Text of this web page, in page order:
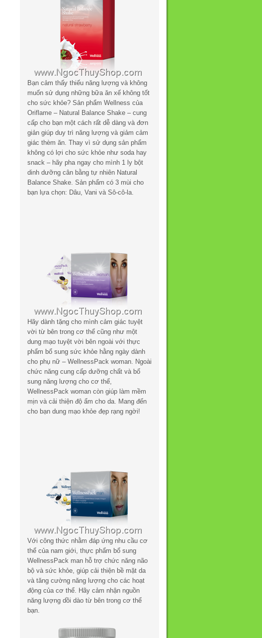
Bạn cảm thấy thiếu năng lượng và không
muốn sử dụng những bữa ăn xế không tốt
cho sức khỏe? Sản phẩm Wellness của
Oriflame – Natural Balance Shake – cung
cấp cho bạn một cách rất dễ dàng và đơn
giản giúp duy trì năng lượng và giảm cảm
giác thèm ăn. Thay vì sử dụng sản phẩm
không có lợi cho sức khỏe như soda hay
snack – hãy pha ngay cho mình 1 ly bột
dinh dưỡng cân bằng tự nhiên Natural
Balance Shake. Sản phẩm có 3 mùi cho
bạn lựa chọn: Dâu, Vani và Sô-cô-la.
Hãy dành tặng cho mình cảm giác tuyệt
vời từ bên trong cơ thể cũng như một
dung mạo tuyệt vời bên ngoài với thực
phẩm bổ sung sức khỏe hằng ngày dành
cho phụ nữ – WellnessPack woman. Ngoài
chức năng cung cấp dưỡng chất và bổ
sung năng lượng cho cơ thể,
WellnessPack woman còn giúp làm mềm
mịn và cải thiện độ ẩm cho da. Mang đến
cho bạn dung mạo khỏe đẹp rạng ngời!
Với công thức nhằm đáp ứng nhu cầu cơ
thể của nam giới, thực phẩm bổ sung
WellnessPack man hỗ trợ chức năng não
bộ và sức khỏe, giúp cải thiện bề mặt da
và tăng cường năng lượng cho các hoạt
động của cơ thể. Hãy cảm nhận nguồn
năng lượng dồi dào từ bên trong cơ thể
bạn.